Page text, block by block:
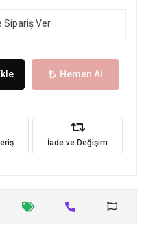
Sipariş Ver
Hemen Al
İade ve Değişim